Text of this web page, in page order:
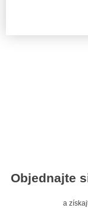
Objednajte
a